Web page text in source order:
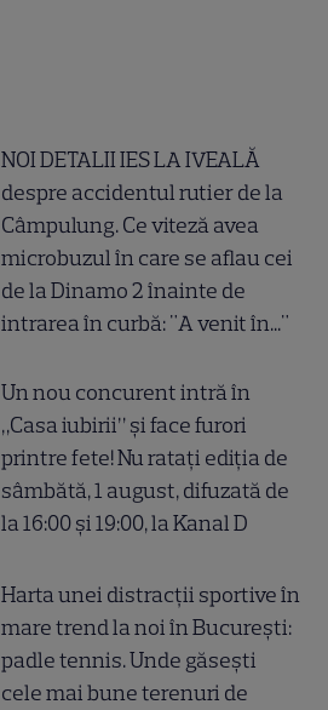
NOI DETALII IES LA IVEALĂ
despre accidentul rutier de la
Câmpulung. Ce viteză avea
microbuzul în care se aflau cei
de la Dinamo 2 înainte de
intrarea în curbă: "A venit în..."
Un nou concurent intră în
„Casa iubirii” și face furori
printre fete! Nu ratați ediția de
sâmbătă, 1 august, difuzată de
la 16:00 și 19:00, la Kanal D
Harta unei distracții sportive în
mare trend la noi în București:
padle tennis. Unde găsești
cele mai bune terenuri de